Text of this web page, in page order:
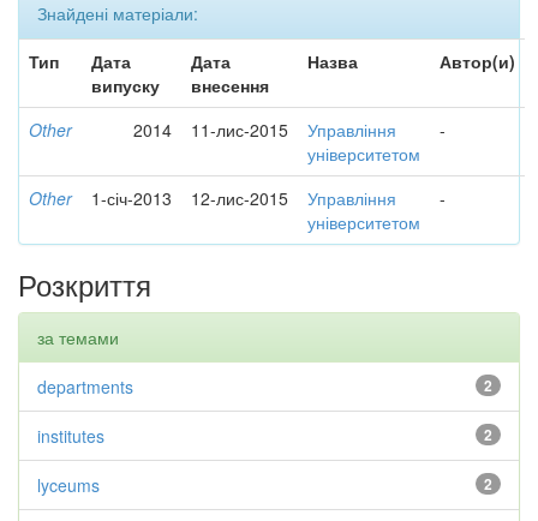
Знайдені матеріали:
Тип
Дата
випуску
Дата
внесення
Назва Автор(и)
Other 2014 11-лис-2015
Управління
університетом
-
Other 1-січ-2013 12-лис-2015
Управління
університетом
-
Розкриття
за темами
2
departments
2
institutes
2
lyceums